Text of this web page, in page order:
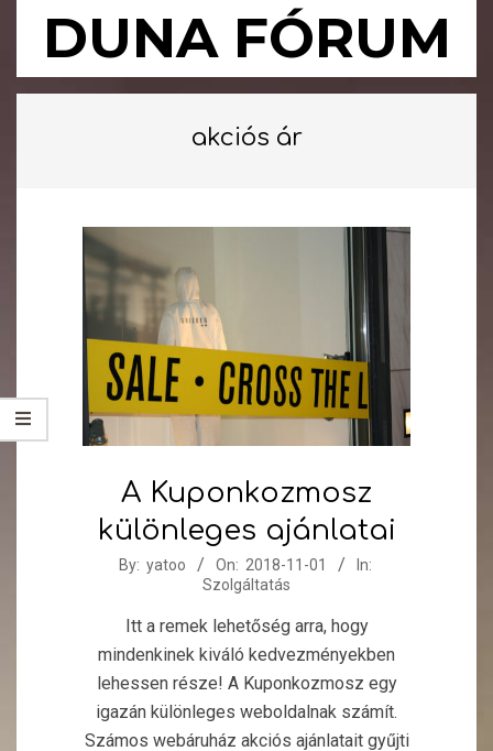
DUNA FÓRUM
Primary
akciós ár
A Kuponkozmosz
különleges ajánlatai
2018-By: yatoo On: 2018-11-01
In:
Szolgáltatás
Itt a remek lehetőség arra, hogy
mindenkinek kiváló kedvezményekben
lehessen része! A Kuponkozmosz egy
igazán különleges weboldalnak számít.
Számos webáruház akciós ajánlatait gyűjti